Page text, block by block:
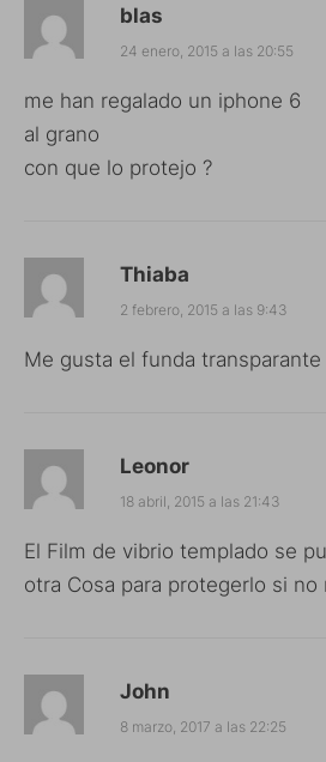
blas
24 enero, 2015 a las 20:55
me han regalado un iphone 6
al grano
con que lo protejo ?
Thiaba
2 febrero, 2015 a las 9:43
Me gusta el funda transparante
Leonor
18 abril, 2015 a las 21:43
El Film de vibrio templado se
otra Cosa para protegerlo si no
John
8 marzo, 2017 a las 22:25